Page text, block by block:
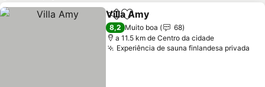
PartilharAdicionar aos favoritos
Villa Amy
8,2 Muito boa
68
a 11.5 km de Centro da cidade
Experiência de sauna finlandesa privada